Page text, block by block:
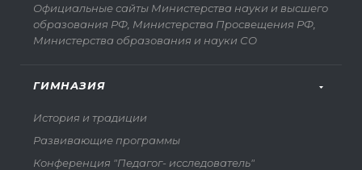
Официальные сайты Министерства науки и высшего
образования РФ, Министерства Просвещения РФ,
Министерства образования и науки СО
ГИМНАЗИЯ
История и традиции
Развивающие программы
Конференция "Педагог- исследователь"